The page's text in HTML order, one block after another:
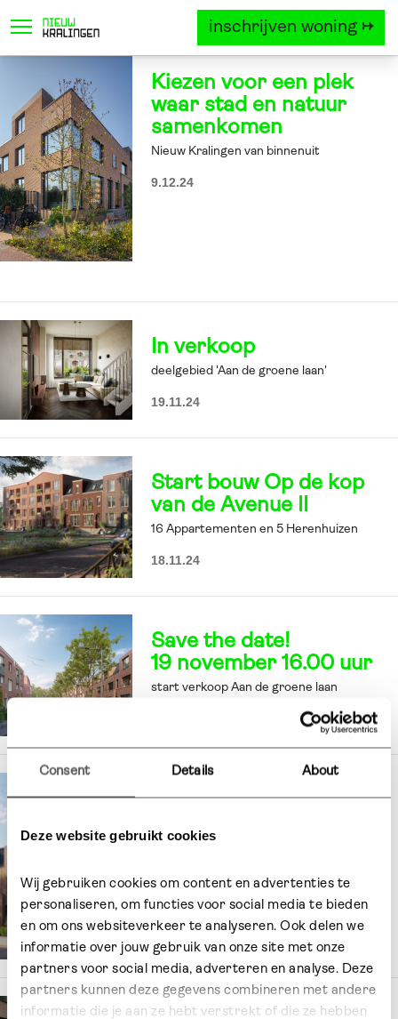
Consent Details About
Deze website gebruikt cookies
Wij gebruiken cookies om content en advertenties te
personaliseren, om functies voor social media te bieden
en om ons websiteverkeer te analyseren. Ook delen we
informatie over jouw gebruik van onze site met onze
partners voor social media, adverteren en analyse. Deze
partners kunnen deze gegevens combineren met andere
informatie die je aan ze hebt verstrekt of die ze hebben
inschrijven woning →
Kiezen voor een plek
waar stad en natuur
samenkomen
Nieuw Kralingen van binnenuit
9.12.24
In verkoop
deelgebied 'Aan de groene laan'
19.11.24
Start bouw Op de kop
van de Avenue II
16 Appartementen en 5 Herenhuizen
18.11.24
Save the date!
19 november 16.00 uur
start verkoop Aan de groene laan
Deelgebied ‘Aan de
binnenkort in verkoop!
plek, op 5 minuten wandelen van de
Kralingse Plas.
11.10.24
project